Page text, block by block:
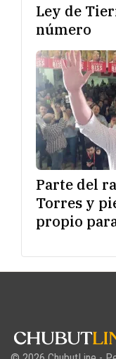
Ley de
número
Parte del
Torres y
propio